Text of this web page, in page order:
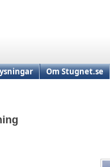
Om Stugnet.se